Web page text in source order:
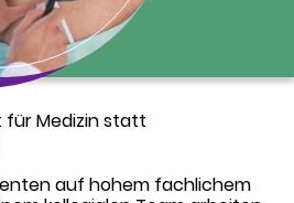
für Medizin statt
auf hohem fachlichem